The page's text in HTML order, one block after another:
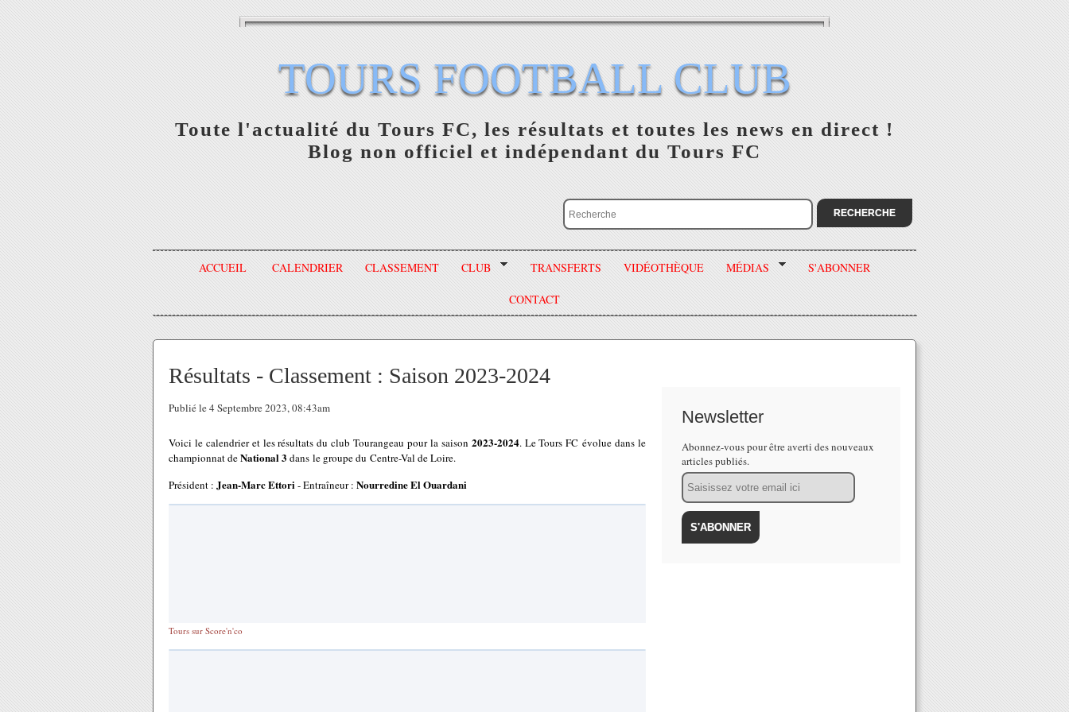
TOURS FOOTBALL CLUB
Toute l'actualité du Tours FC, les résultats et toutes les news en direct !
Blog non officiel et indépendant du Tours FC
ACCUEIL CALENDRIER CLASSEMENT CLUB TRANSFERTS VIDÉOTHÈQUE MÉDIAS S'ABONNER
CONTACT
Résultats - Classement : Saison 2023-2024
Publié le 4 Septembre 2023, 08:43am
Voici le calendrier et les résultats du club Tourangeau pour la saison 2023-2024. Le Tours FC évolue dans le
championnat deNational 3 dans le groupe du Centre-Val de Loire.
Président : Jean-Marc Ettori- Entraîneur : Nourredine El Ouardani
Tours sur Score'n'co
Newsletter
Abonnez-vous pour être averti des nouveaux
articles publiés.
Email